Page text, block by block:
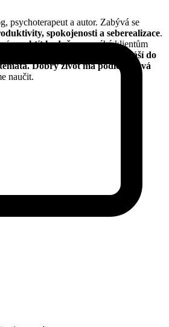
psychoterapeut a autor. Zabývá se
spokojenosti a seberealizace.
chtít hodně, a pomáhá klientům
bere
roli průkopníka a přináší do
Dobrý život má podle něj svá
naučit.